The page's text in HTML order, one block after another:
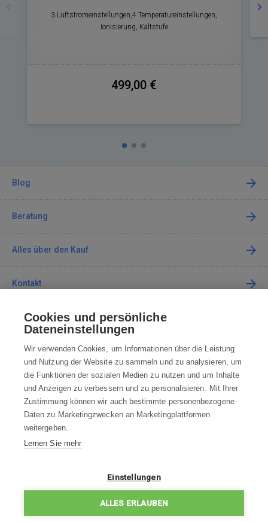
3 Luftstromeinstellungen,4 Temperatureinstellungen,
Ionisierung, Kaltstufe
499,00 €
Blog
Beratung
Alles über den Kauf
Kontakt
Kontaktieren Sie uns
info@robotworld.de
+49 25 197 159 962 Mo-Fr 8:00—16:00 Uhr
ALLE KONTAKTE
WIDERRUFSBELEHRUNG
DATENSCHUTZERKLÄRUNG
Cookies und persönliche
Dateneinstellungen
Wir verwenden Cookies, um Informationen über die Leistung
und Nutzung der Website zu sammeln und zu analysieren, um
die Funktionen der sozialen Medien zu nutzen und um Inhalte
und Anzeigen zu verbessern und zu personalisieren. Mit Ihrer
Zustimmung können wir auch bestimmte personenbezogene
Daten zu Marketingzwecken an Marketingplattformen
weitergeben.
Lernen Sie mehr
Einstellungen
ALLES ERLAUBEN